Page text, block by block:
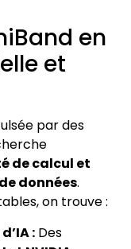
en
et
par des
de calcul et
données.
on trouve :
: Des